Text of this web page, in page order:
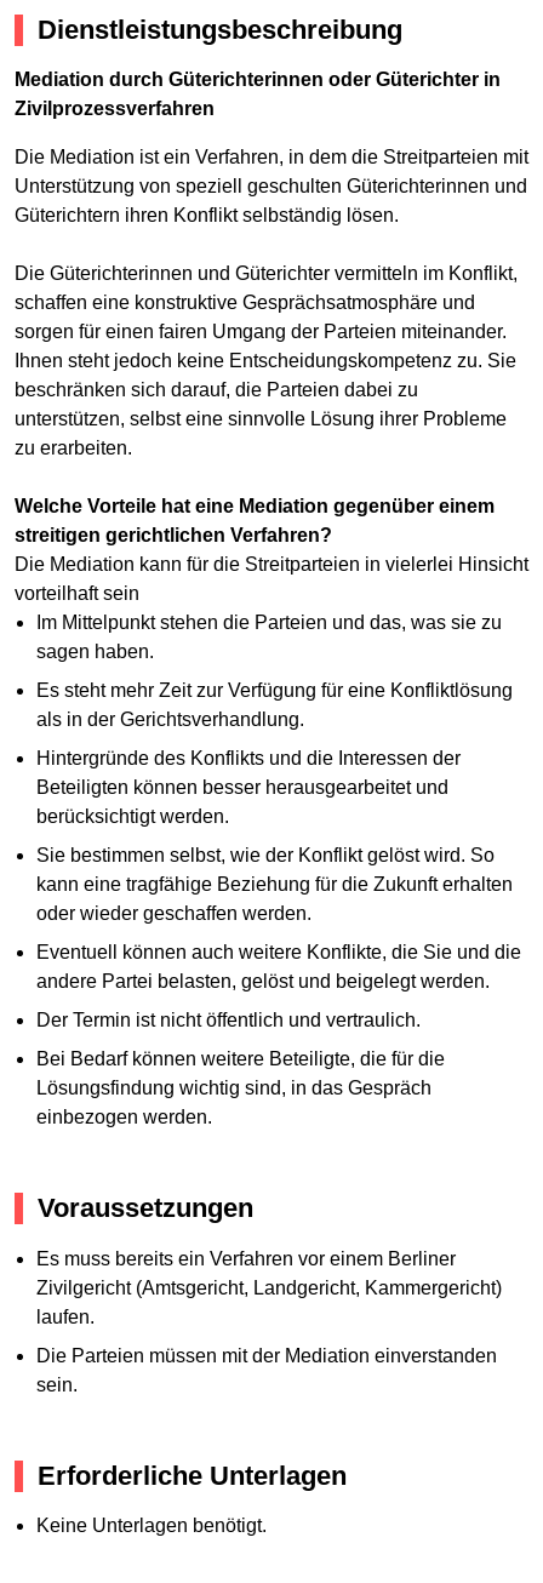
Dienstleistungsbeschreibung
Mediation durch Güterichterinnen oder Güterichter in
Zivilprozessverfahren
Die Mediation ist ein Verfahren, in dem die Streitparteien mit
Unterstützung von speziell geschulten Güterichterinnen und
Güterichtern ihren Konflikt selbständig lösen.
Die Güterichterinnen und Güterichter vermitteln im Konflikt,
schaffen eine konstruktive Gesprächsatmosphäre und
sorgen für einen fairen Umgang der Parteien miteinander.
Ihnen steht jedoch keine Entscheidungskompetenz zu. Sie
beschränken sich darauf, die Parteien dabei zu
unterstützen, selbst eine sinnvolle Lösung ihrer Probleme
zu erarbeiten.
Welche Vorteile hat eine Mediation gegenüber einem
streitigen gerichtlichen Verfahren?
Die Mediation kann für die Streitparteien in vielerlei Hinsicht
vorteilhaft sein
Im Mittelpunkt stehen die Parteien und das, was sie zu
sagen haben.
Es steht mehr Zeit zur Verfügung für eine Konfliktlösung
als in der Gerichtsverhandlung.
Hintergründe des Konflikts und die Interessen der
Beteiligten können besser herausgearbeitet und
berücksichtigt werden.
Sie bestimmen selbst, wie der Konflikt gelöst wird. So
kann eine tragfähige Beziehung für die Zukunft erhalten
oder wieder geschaffen werden.
Eventuell können auch weitere Konflikte, die Sie und die
andere Partei belasten, gelöst und beigelegt werden.
Der Termin ist nicht öffentlich und vertraulich.
Bei Bedarf können weitere Beteiligte, die für die
Lösungsfindung wichtig sind, in das Gespräch
einbezogen werden.
Voraussetzungen
Es muss bereits ein Verfahren vor einem Berliner
Zivilgericht (Amtsgericht, Landgericht, Kammergericht)
laufen.
Die Parteien müssen mit der Mediation einverstanden
sein.
Erforderliche Unterlagen
Keine Unterlagen benötigt.